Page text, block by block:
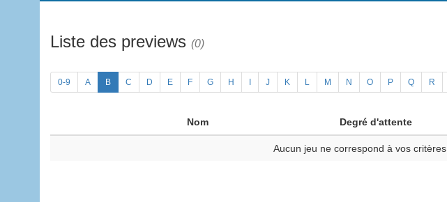
Liste des previews (0)
0-9 A B C D E F G H J K L M N O P Q R
Nom Degré d'attente
Aucun jeu ne correspond à vos critères.